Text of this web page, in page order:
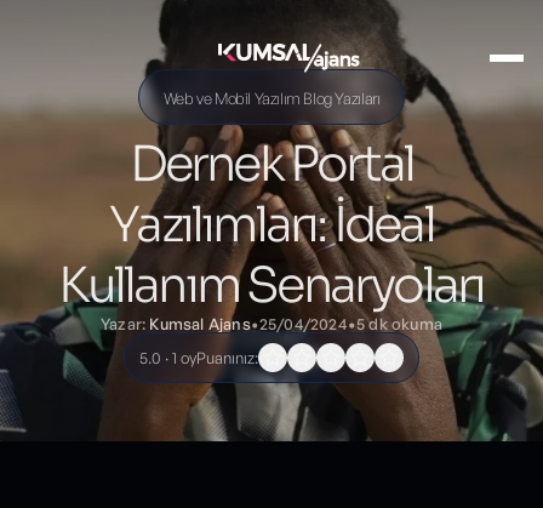
Web ve Mobil Yazılım Blog Yazıları
Dernek Portal Yazılımları: İdeal Kullanım Senaryoları
Web ve Mobil Yazılım Blog Yazıları
Dernek Portal
Yazılımları: İdeal
Kullanım Senaryoları
Yazar: Kumsal Ajans•25/04/2024•5 dk okuma
5.0 · 1 oyPuanınız: